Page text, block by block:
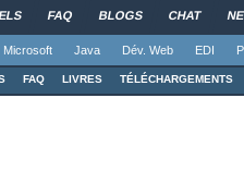
FAQ BLOGS CHAT
Microsoft Java Dév. Web EDI
FAQ LIVRES TÉLÉCHARGEMENTS